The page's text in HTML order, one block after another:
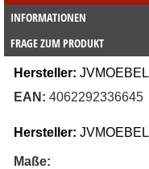
INFORMATIONEN
FRAGE ZUM PRODUKT
Hersteller: JVMOEBEL
EAN: 4062292336645
Hersteller: JVMOEBEL
Maße: